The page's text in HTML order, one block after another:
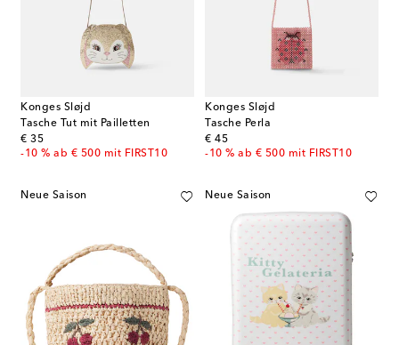
Konges Sløjd
Tasche Tut mit Pailletten
€ 35
original price
-10 % ab € 500 mit FIRST10
Konges Sløjd
Tasche Perla
€ 45
original price
-10 % ab € 500 mit FIRST10
Neue Saison Neue Saison